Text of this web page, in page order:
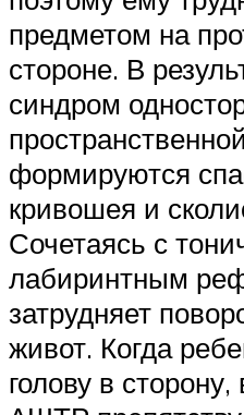
предметом на
стороне. В
синдром
формируются
кривошея и
Сочетаясь с
лабиринтным
затрудняет
живот. Когда
голову в